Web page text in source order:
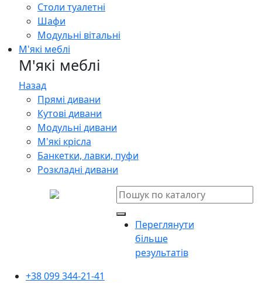
Столи туалетні
Шафи
Модульні вітальні
М'які меблі
М'які меблі
Назад
Прямі дивани
Кутові дивани
Модульні дивани
М'які крісла
Банкетки, лавки, пуфи
Розкладні дивани
Переглянути
більше
результатів
+38 099 344-21-41